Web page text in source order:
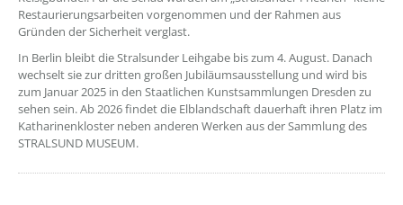
Restaurierungsarbeiten vorgenommen und der Rahmen aus
Gründen der Sicherheit verglast.
In Berlin bleibt die Stralsunder Leihgabe bis zum 4. August. Danach
wechselt sie zur dritten großen Jubiläumsausstellung und wird bis
zum Januar 2025 in den Staatlichen Kunstsammlungen Dresden zu
sehen sein. Ab 2026 findet die Elblandschaft dauerhaft ihren Platz im
Katharinenkloster neben anderen Werken aus der Sammlung des
STRALSUND MUSEUM.